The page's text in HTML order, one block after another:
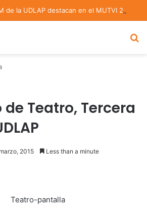
Teatro, Tercera
2015 Less than a minute